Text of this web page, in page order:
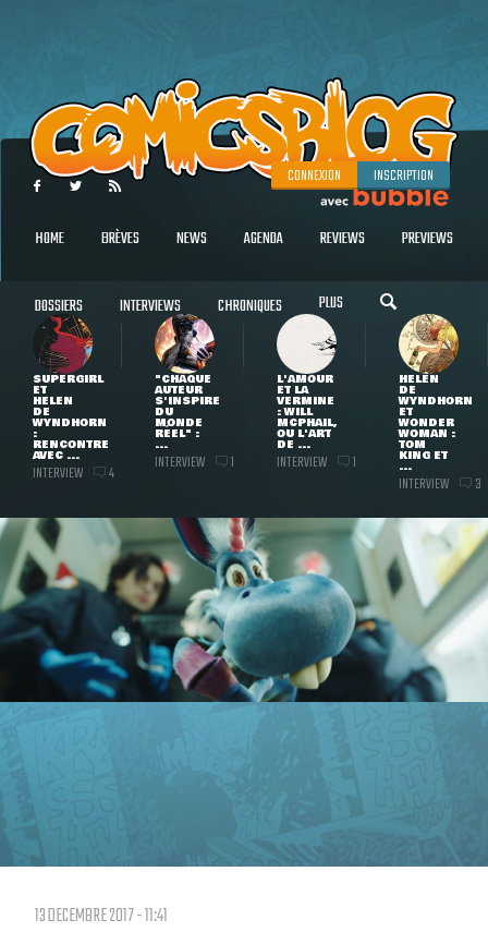
CONNEXION INSCRIPTION
HOME BRÈVES NEWS AGENDA REVIEWS PREVIEWS
DOSSIERS INTERVIEWS CHRONIQUES PLUS
SUPERGIRL
ET
HELEN
DE
WYNDHORN
:
RENCONTRE
AVEC ...
INTERVIEW 4
"CHAQUE
AUTEUR
S'INSPIRE
DU
MONDE
RÉEL" :
...
INTERVIEW 1
L'AMOUR
ET LA
VERMINE
: WILL
MCPHAIL,
OU L'ART
DE ...
INTERVIEW 1
HELEN
DE
WYNDHORN
ET
WONDER
WOMAN :
TOM
KING ET
...
INTERVIEW 3
13 DECEMBRE 2017 - 11:41